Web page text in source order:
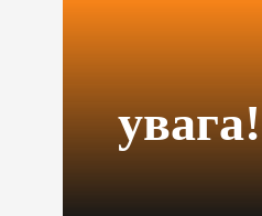
увага!